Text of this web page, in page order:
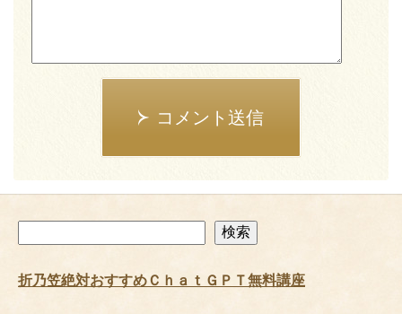
コメント送信
索
検索
折乃笠絶対おすすめＣｈａｔＧＰＴ無料講座